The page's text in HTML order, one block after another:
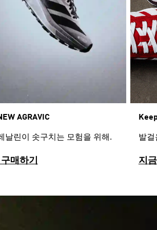
AGRAVIC​
날린이 솟구치는 모험을 위해.
매하기
발걸
지